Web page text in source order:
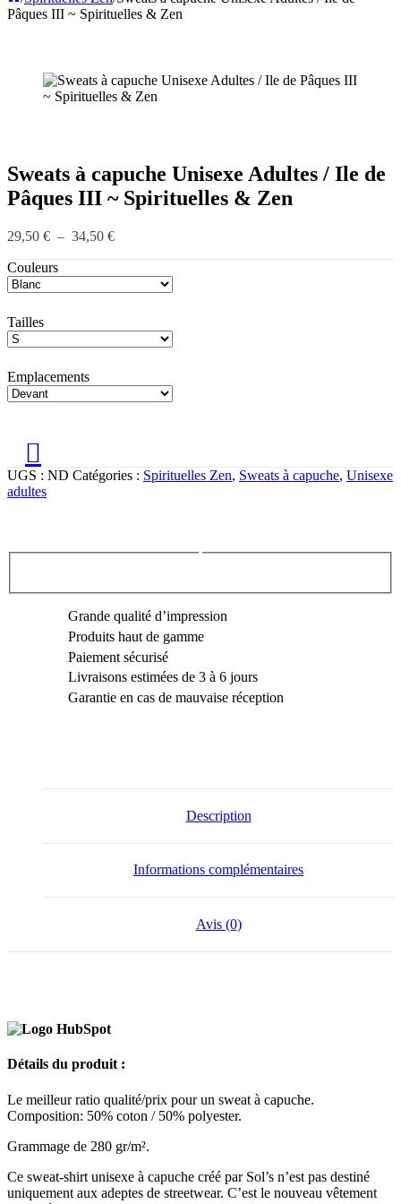
Pâques III ~ Spirituelles & Zen
Sweats à capuche Unisexe Adultes / Ile de
Pâques III ~ Spirituelles & Zen
29,50 € – 34,50 €Plage
Couleurs
Tailles
Emplacements
UGS : ND Catégories : Spirituelles Zen, Sweats à capuche, Unisexe
adultes
Grande qualité d’impression
Produits haut de gamme
Paiement sécurisé
Livraisons estimées de 3 à 6 jours
Garantie en cas de mauvaise réception
Description
Informations complémentaires
Avis (0)
Détails du produit :
Le meilleur ratio qualité/prix pour un sweat à capuche.
Composition: 50% coton / 50% polyester.
Grammage de 280 gr/m².
Ce sweat-shirt unisexe à capuche créé par Sol’s n’est pas destiné
uniquement aux adeptes de streetwear. C’est le nouveau vêtement